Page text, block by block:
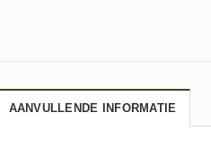
AANVULLENDE INFORMATIE